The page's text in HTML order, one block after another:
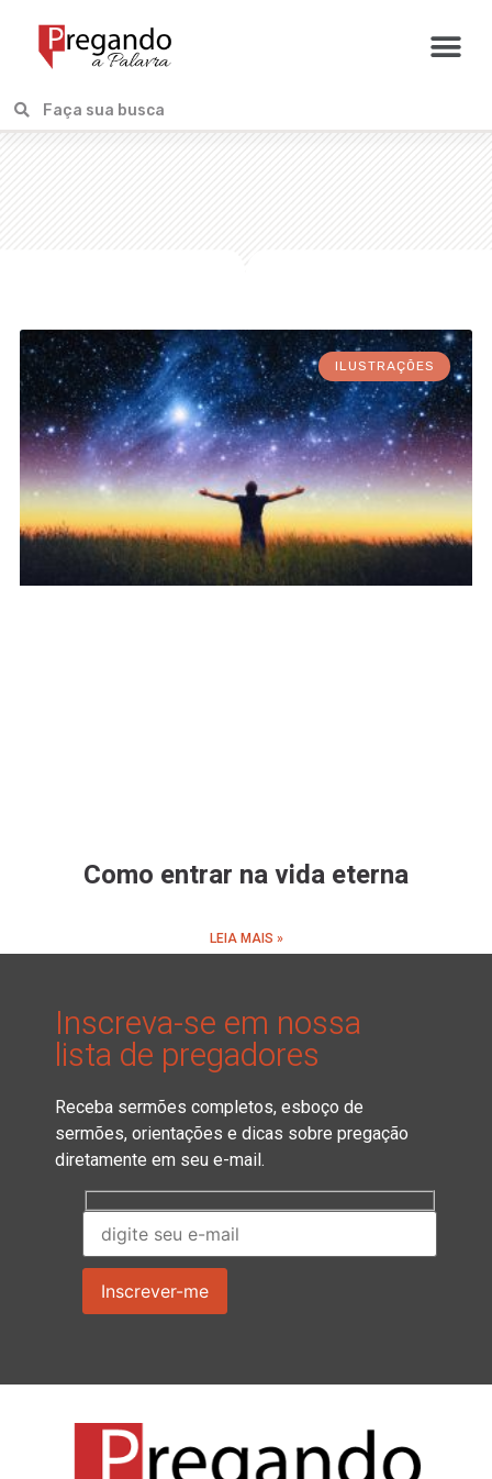
ILUSTRAÇÕES
Como entrar na vida eterna
LEIA MAIS »
Inscreva-se em nossa
lista de pregadores
Receba sermões completos, esboço de
sermões, orientações e dicas sobre pregação
diretamente em seu e-mail.